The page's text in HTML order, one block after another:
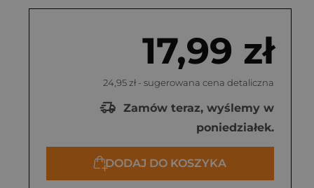
17,99 zł
24,95 zł - sugerowana cena detaliczna
Zamów teraz, wyślemy w
poniedziałek.
DODAJ DO KOSZYKA